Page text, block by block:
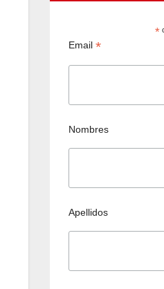
*
Email *
Nombres
Apellidos